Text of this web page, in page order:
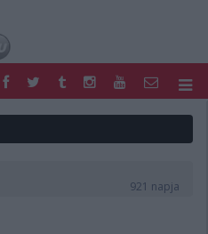
MOTOR
921 napja